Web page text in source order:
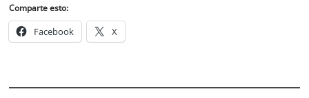
Comparte esto:
Facebook X